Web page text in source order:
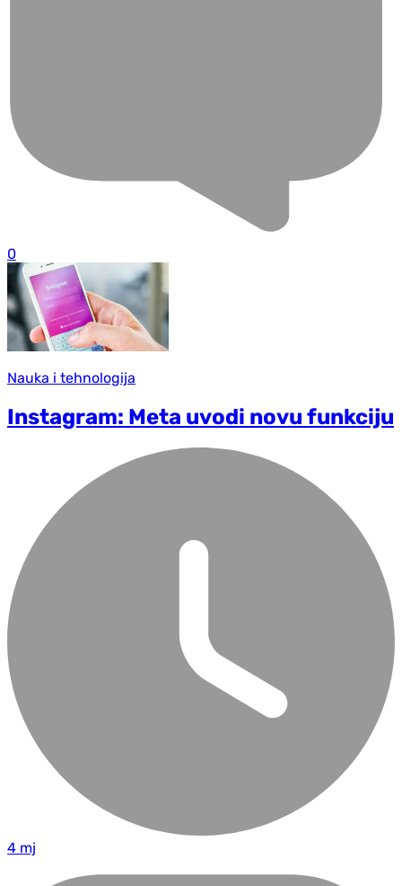
0
Nauka i tehnologija
Instagram: Meta uvodi novu funkciju
4 mj